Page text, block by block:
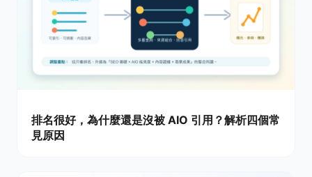
排名很好，為什麼還是沒被 AIO 引用？解析四個常
見原因